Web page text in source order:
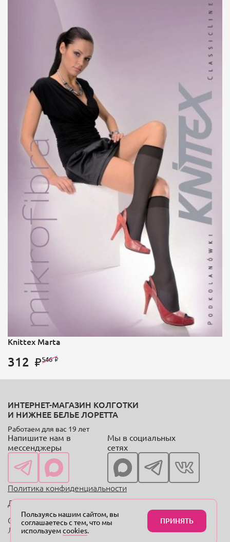
Knittex Marta
312 546
ИНТЕРНЕТ-МАГАЗИН КОЛГОТКИ
И НИЖНЕЕ БЕЛЬЕ ЛОРЕТТА
Работаем для вас 19 лет
Политика конфиденциальности
Договор оферты
Copyright © 2004—2024 «Онлайн-магазин колготок
Лоретта.рф»
Напишите нам в
мессенджеры
Мы в социальных
сетях
Пользуясь нашим сайтом, вы
соглашаетесь с тем, что мы
используемcookies.
ПРИНЯТЬ